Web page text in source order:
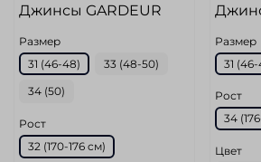
Джинсы GARDEUR
Размер
31 (46-48)
33 (48-50)
34 (50)
Рост
32 (170-176 cм)
Размер
31
Рост
34
Цвет